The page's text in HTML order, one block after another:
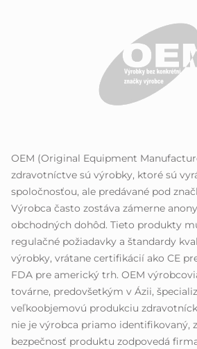
OEM (Original Equipment
zdravotníctve sú výrobky, ktoré sú
spoločnosťou, ale predávané pod
Výrobca často zostáva zámerne
obchodných dohôd. Tieto produkty
regulačné požiadavky a štandardy
výrobky, vrátane certifikácií ako CE
FDA pre americký trh. OEM
továrne, predovšetkým v Ázii,
veľkoobjemovú produkciu
nie je výrobca priamo identifikovaný,
bezpečnosť produktu zodpovedá